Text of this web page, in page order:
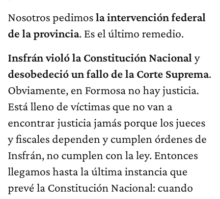
Nosotros pedimosla intervención federal
de la provincia. Es el último remedio.
Insfrán violó la Constitución Nacional y
desobedeció un fallo de la Corte Suprema.
Obviamente, en Formosa no hay justicia.
Está lleno de víctimas que no van a
encontrar justicia jamás porque los jueces
y fiscales dependen y cumplen órdenes de
Insfrán, no cumplen con la ley. Entonces
llegamos hasta la última instancia que
prevé la Constitución Nacional: cuando